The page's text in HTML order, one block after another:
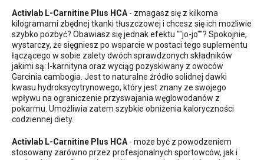
Activlab L-Carnitine Plus HCA - zmagasz się z kilkoma
kilogramami zbędnej tkanki tłuszczowej i chcesz się ich możliwie
szybko pozbyć? Obawiasz się jednak efektu ""jo-jo""? Spokojnie,
wystarczy, że sięgniesz po wsparcie w postaci tego suplementu
łączącego w sobie zalety dwóch sprawdzonych składników
jakimi są: l-karnityna oraz wyciąg pozyskiwany z owoców
Garcinia cambogia. Jest to naturalne źródło solidnej dawki
kwasu hydroksycytrynowego, który jest znany ze swojego
wpływu na ograniczenie przyswajania węglowodanów z
pokarmu. Umożliwia zatem szybkie obniżenia kaloryczności
codziennej diety.
Activlab L-Carnitine Plus HCA - może być z powodzeniem
stosowany zarówno przez profesjonalnych sportowców, jak i